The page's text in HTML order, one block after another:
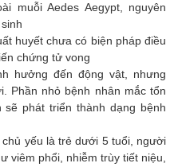
muỗi Aedes Aegypt, nguyên
huyết chưa có biện pháp điều
chứng tử vong
hưởng đến động vật, nhưng
Phần nhỏ bệnh nhân mắc tổn
phát triển thành dạng bệnh
yếu là trẻ dưới 5 tuổi, người
viêm phổi, nhiễm trùy tiết niệu,